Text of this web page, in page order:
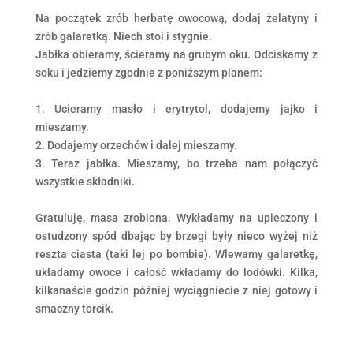
Na początek zrób herbatę owocową, dodaj żelatyny i
zrób galaretką. Niech stoi i stygnie.
Jabłka obieramy, ścieramy na grubym oku. Odciskamy z
soku i jedziemy zgodnie z poniższym planem:
1. Ucieramy masło i erytrytol, dodajemy jajko i
mieszamy.
2. Dodajemy orzechów i dalej mieszamy.
3. Teraz jabłka. Mieszamy, bo trzeba nam połączyć
wszystkie składniki.
Gratuluję, masa zrobiona. Wykładamy na upieczony i
ostudzony spód dbając by brzegi były nieco wyżej niż
reszta ciasta (taki lej po bombie). Wlewamy galaretkę,
układamy owoce i całość wkładamy do lodówki. Kilka,
kilkanaście godzin później wyciągniecie z niej gotowy i
smaczny torcik.